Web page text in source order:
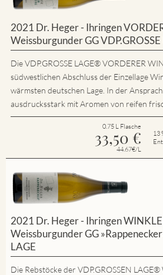
2021 Dr. Heger - Ihringen
Weissburgunder GG VDP.GROSSE
Die VDP.GROSSE LAGE® VORDERER
südwestlichen Abschluss der Einzellage
wärmsten deutschen Lage. In der
ausdrucksstark mit Aromen von reifen
0.75 L Flasche
33,50 €
44.67€/L
13
2021 Dr. Heger - Ihringen
Weissburgunder GG
LAGE
Die Rebstöcke der VDP.GROSSEN